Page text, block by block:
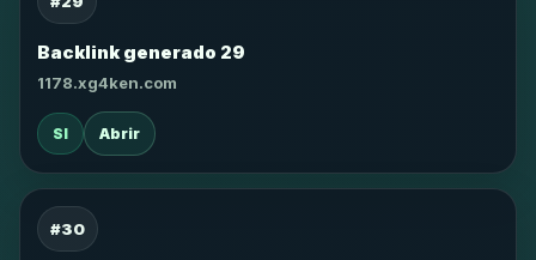
Backlink generado 29
1178.xg4ken.com
SI Abrir
#30